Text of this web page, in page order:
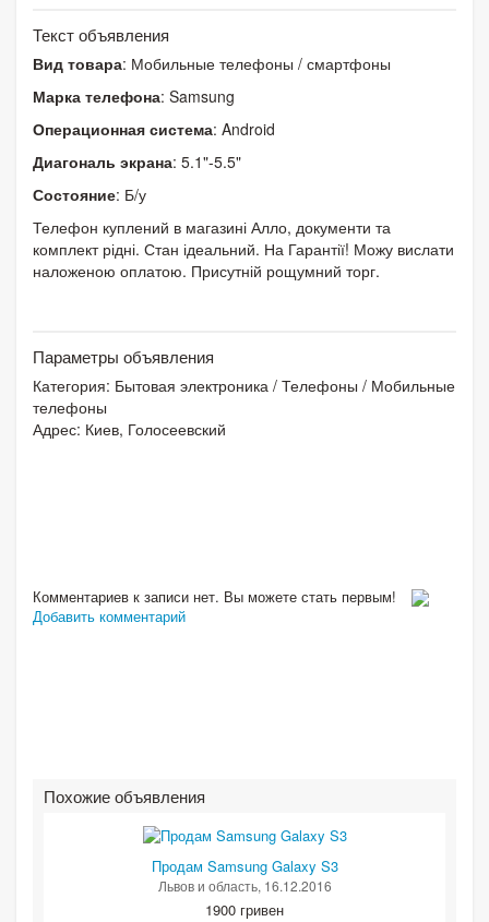
Текст объявления
Вид товара: Мобильные телефоны / смартфоны
Марка телефона: Samsung
Операционная система: Android
Диагональ экрана: 5.1"-5.5"
Состояние: Б/у
Телефон куплений в магазині Алло, документи та
комплект рідні. Стан ідеальний. На Гарантії! Можу вислати
наложеною оплатою. Присутній рощумний торг.
Параметры объявления
Категория: Бытовая электроника / Телефоны / Мобильные
телефоны
Адрес: Киев, Голосеевский
Комментариев к записи нет. Вы можете стать первым!
Добавить комментарий
Похожие объявления
Продам Samsung Galaxy S3
Львов и область, 16.12.2016
1900 гривен